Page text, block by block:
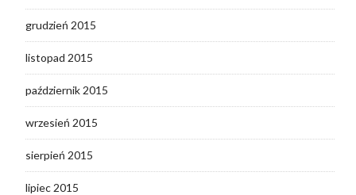
grudzień 2015
listopad 2015
październik 2015
wrzesień 2015
sierpień 2015
lipiec 2015